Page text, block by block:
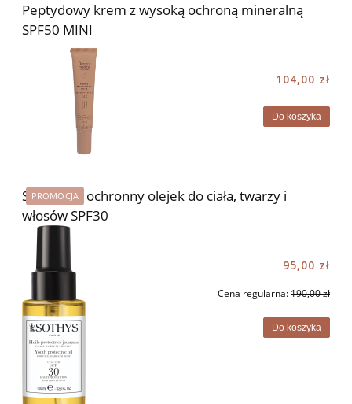
Peptydowy krem z wysoką ochroną mineralną
SPF50 MINI
104,00 zł
Do koszyka
Słoneczny ochronny olejek do ciała, twarzy i
włosów SPF30
95,00 zł
Cena regularna:190,00 zł
Do koszyka
PROMOCJA